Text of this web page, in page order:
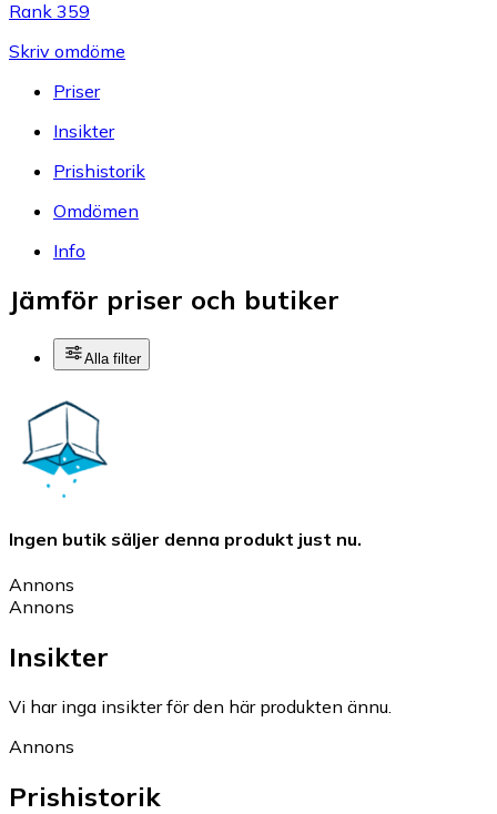
Rank 359
Skriv omdöme
Priser
Insikter
Prishistorik
Omdömen
Info
Jämför priser och butiker
Alla filter
Ingen butik säljer denna produkt just nu.
Annons
Annons
Insikter
Vi har inga insikter för den här produkten ännu.
Annons
Prishistorik